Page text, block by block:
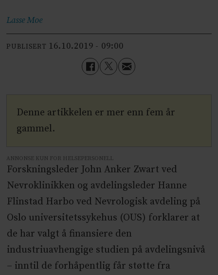
LasseMoe
PUBLISERT 16.10.2019 - 09:00
Denne artikkelen er mer enn fem år
gammel.
ANNONSE KUN FOR HELSEPERSONELL
Forskningsleder John Anker Zwart ved
Nevroklinikken og avdelingsleder Hanne
Flinstad Harbo ved Nevrologisk avdeling på
Oslo universitetssykehus (OUS) forklarer at
de har valgt å finansiere den
industriuavhengige studien på avdelingsnivå
– inntil de forhåpentlig får støtte fra